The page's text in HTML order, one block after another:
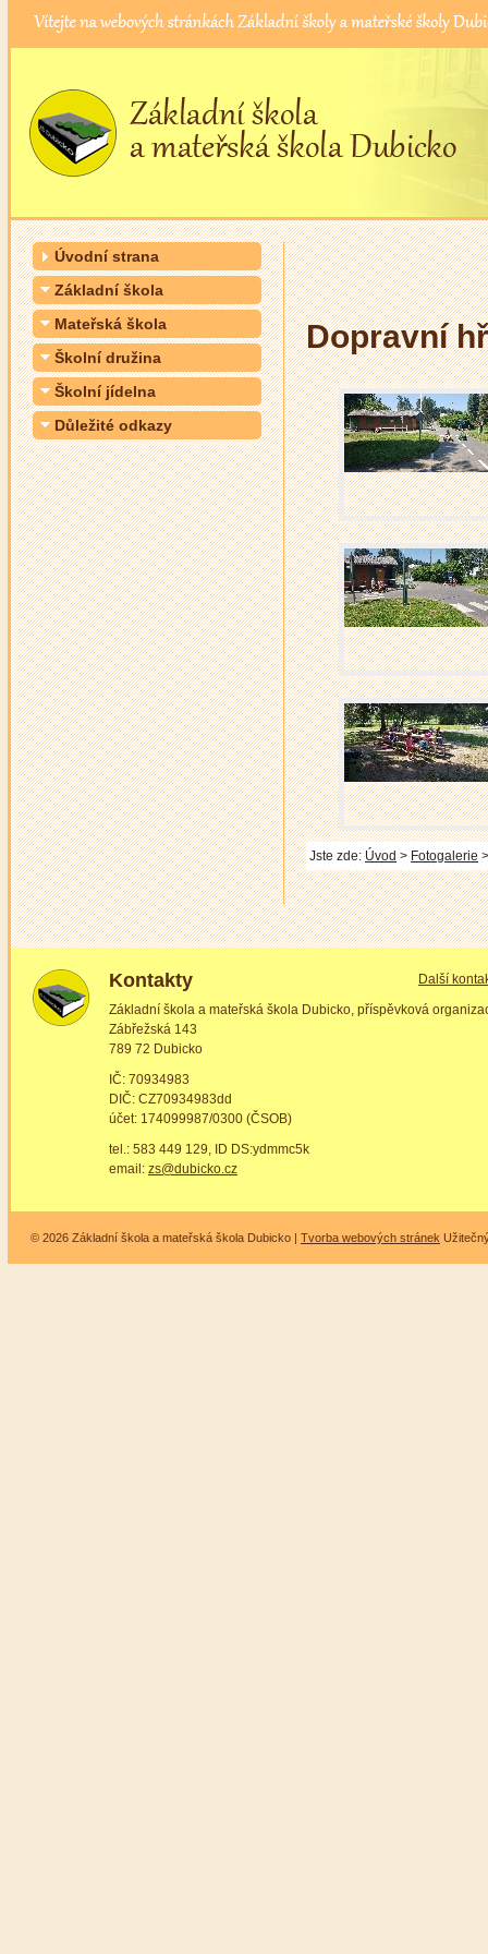
Úvodní strana
Základní škola
Mateřská škola
Školní družina
Školní jídelna
Důležité odkazy
Dopravní
Jste zde: Úvod > Fotogalerie
Kontakty Další
Základní škola a mateřská škola Dubicko, příspěvková
Zábřežská 143
789 72 Dubicko
IČ: 70934983
DIČ: CZ70934983dd
účet: 174099987/0300 (ČSOB)
tel.: 583 449 129, ID DS:ydmmc5k
email: zs@dubicko.cz
© 2026 Základní škola a mateřská škola Dubicko | Tvorba webových stránek